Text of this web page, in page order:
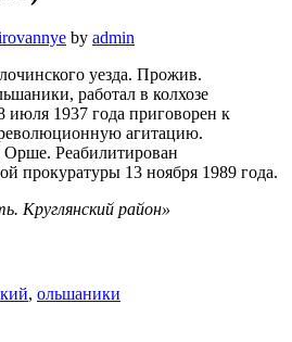
by admin
уезда. Прожив.
работал в колхозе
июля 1937 года приговорен к
агитацию.
Орше. Реабилитирован
прокуратуры 13 ноября 1989 года.
Круглянский район»
, ольшаники